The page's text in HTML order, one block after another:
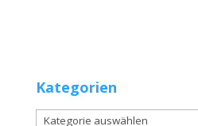
Kategorien
Kategorien